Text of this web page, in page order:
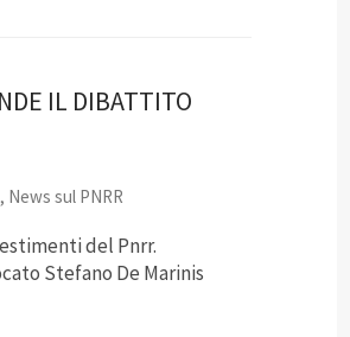
IL DIBATTITO
, News sul PNRR
del Pnrr.
Stefano De Marinis